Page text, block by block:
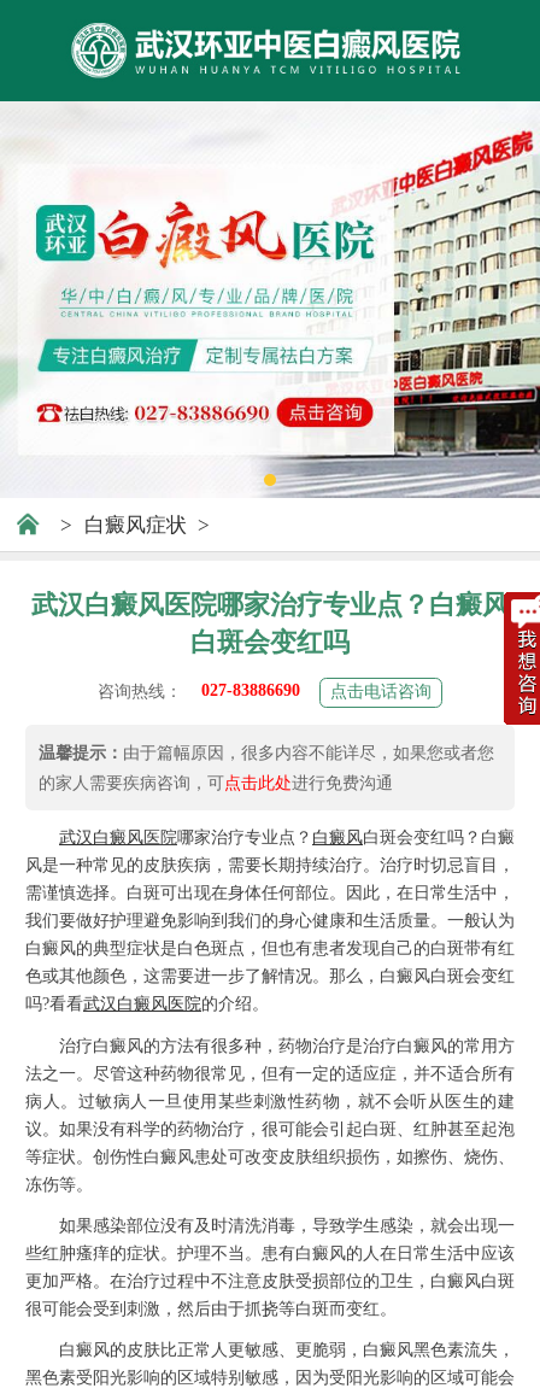
> 白癜风症状 >
武汉白癜风医院哪家治疗专业点？白癜风
白斑会变红吗
咨询热线： 027-83886690 点击电话咨询
温馨提示： 由于篇幅原因，很多内容不能详尽，如果您或者您
的家人需要疾病咨询，可点击此处进行免费沟通
武汉 白癜风 医院哪家治疗专业点？ 白癜风白斑会变红吗？白癜
风是一种常见的皮肤疾病，需要长期持续治疗。治疗时切忌盲目，
需谨慎选择。白斑可出现在身体任何部位。因此，在日常生活中，
我们要做好护理避免影响到我们的身心健康和生活质量。一般认为
白癜风的典型症状是白色斑点，但也有患者发现自己的白斑带有红
色或其他颜色，这需要进一步了解情况。那么，白癜风白斑会变红
吗?看看武汉白癜风医院的介绍。
治疗白癜风的方法有很多种，药物治疗是治疗白癜风的常用方
法之一。尽管这种药物很常见，但有一定的适应症，并不适合所有
病人。过敏病人一旦使用某些刺激性药物，就不会听从医生的建
议。如果没有科学的药物治疗，很可能会引起白斑、红肿甚至起泡
等症状。创伤性白癜风患处可改变皮肤组织损伤，如擦伤、烧伤、
冻伤等。
如果感染部位没有及时清洗消毒，导致学生感染，就会出现一
些红肿瘙痒的症状。护理不当。患有白癜风的人在日常生活中应该
更加严格。在治疗过程中不注意皮肤受损部位的卫生，白癜风白斑
很可能会受到刺激，然后由于抓挠等白斑而变红。
白癜风的皮肤比正常人更敏感、更脆弱，白癜风黑色素流失，
黑色素受阳光影响的区域特别敏感，因为受阳光影响的区域可能会